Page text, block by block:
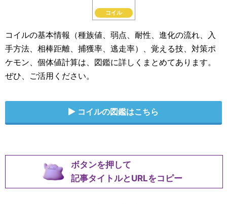
コイル
コイルの基本情報（種族値、弱点、耐性、進化の流れ、入
手方法、相棒距離、捕獲率、逃走率）、覚える技、対策ポ
ケモン、個体値計算は、図鑑に詳しくまとめてあります。
ぜひ、ご活用ください。
コイルの図鑑はこちら
ボタンを押して
記事タイトルとURLをコピー